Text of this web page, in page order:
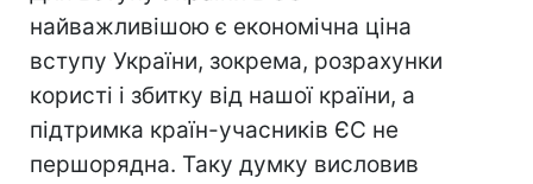
найважливішою є економічна ціна
вступу України, зокрема, розрахунки
користі і збитку від нашої країни, а
підтримка країн-учасників ЄС не
першорядна. Таку думку висловив